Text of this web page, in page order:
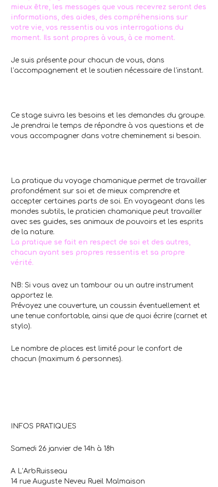
mieux être, les messages que vous recevrez seront des
informations, des aides, des compréhensions sur
votre vie, vos ressentis ou vos interrogations du
moment. Ils sont propres à vous, à ce moment.
Je suis présente pour chacun de vous, dans
l’accompagnement et le soutien nécessaire de l’instant.
Ce stage suivra les besoins et les demandes du groupe.
Je prendrai le temps de répondre à vos questions et de
vous accompagner dans votre cheminement si besoin.
La pratique du voyage chamanique permet de travailler
profondément sur soi et de mieux comprendre et
accepter certaines parts de soi. En voyageant dans les
mondes subtils, le praticien chamanique peut travailler
avec ses guides, ses animaux de pouvoirs et les esprits
de la nature.
La pratique se fait en respect de soi et des autres,
chacun ayant ses propres ressentis et sa propre
vérité.
NB: Si vous avez un tambour ou un autre instrument
apportez le.
Prévoyez une couverture, un coussin éventuellement et
une tenue confortable, ainsi que de quoi écrire (carnet et
stylo).
Le nombre de places est limité pour le confort de
chacun (maximum 6 personnes).
INFOS PRATIQUES
Samedi 26 janvier de 14h à 18h
A L’ArbRuisseau
14 rue Auguste Neveu Rueil Malmaison